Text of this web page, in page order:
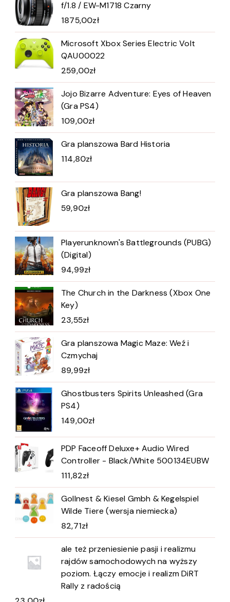
f/1.8 / EW-M1718 Czarny
1875,00zł
Microsoft Xbox Series Electric Volt
QAU00022
259,00zł
Jojo Bizarre Adventure: Eyes of Heaven
(Gra PS4)
109,00zł
Gra planszowa Bard Historia
114,80zł
Gra planszowa Bang!
59,90zł
Playerunknown's Battlegrounds (PUBG)
(Digital)
94,99zł
The Church in the Darkness (Xbox One
Key)
23,55zł
Gra planszowa Magic Maze: Weź i
Czmychaj
89,99zł
Ghostbusters Spirits Unleashed (Gra
PS4)
149,00zł
PDP Faceoff Deluxe+ Audio Wired
Controller - Black/White 500134EUBW
111,82zł
Gollnest & Kiesel Gmbh & Kegelspiel
Wilde Tiere (wersja niemiecka)
82,71zł
ale też przeniesienie pasji i realizmu
rajdów samochodowych na wyższy
poziom. Łączy emocje i realizm DiRT
Rally z radością